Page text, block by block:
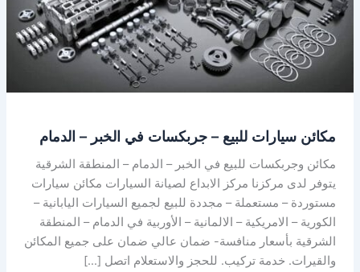
مكائن سيارات للبيع – جربكسات في الخبر – الدمام
مكائن وجربكسات للبيع في الخبر – الدمام – المنطقة الشرقية
يتوفر لدى مركزنا مركز الابداع لصيانة السيارات مكائن سيارات
مستوردة – مستعملة – مجددة للبيع لجميع السيارات اليابانية –
الكورية – الامريكية – الالمانية – الأوربية في الدمام – المنطقة
الشرقية بأسعار منافسة- ضمان عالي ضمان على جميع المكائن
والقيرات. خدمة تركيب. للحجز والاستعلام اتصل […]
الخبر
–
الدمام